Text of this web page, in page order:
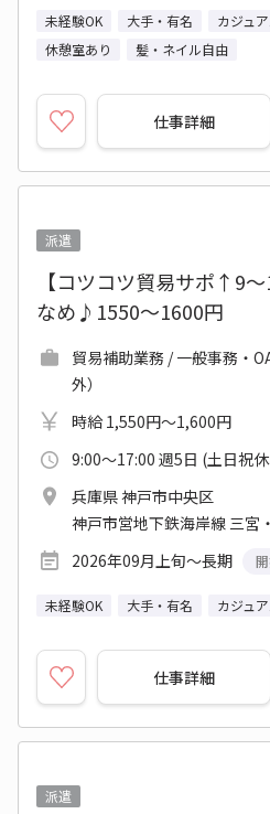
未経験OK 大手・有名 カジュ
休憩室あり
髪・ネイル自由
仕事詳細
派遣
【コツコツ貿易サポ↑9
なめ♪1550～1600円
貿易補助業務 / 一般事務・
外）
時給 1,550円～1,600円
9:00～17:00 週5日 (土日祝
兵庫県 神戸市中央区
神戸市営地下鉄海岸線 三宮
2026年09月上旬～長期
未経験OK 大手・有名 カジュ
仕事詳細
派遣